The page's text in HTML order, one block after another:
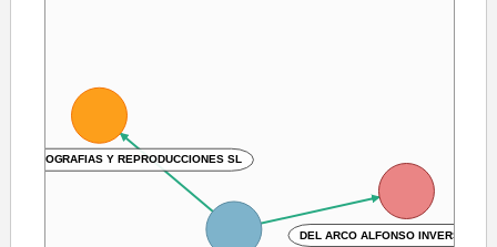
DEL ARCO ALFONSO
ESCENOGRAFIAS Y REPRODUCCIONES SL